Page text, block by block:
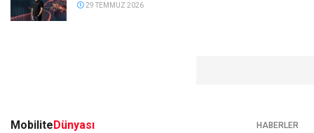
29 TEMMUZ 2026
MobiliteDünyası HABERLER